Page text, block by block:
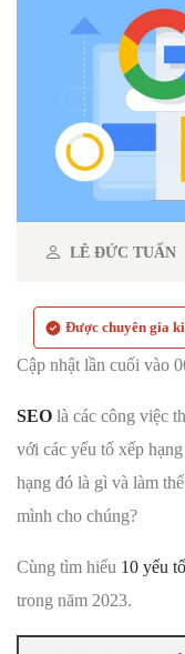
LÊ ĐỨC TUẤN
Được chuyên gia
Cập nhật lần cuối vào
SEO là các công việc
với các yếu tố xếp
hạng đó là gì và làm
mình cho chúng?
Cùng tìm hiểu 10 yếu
trong năm 2023.